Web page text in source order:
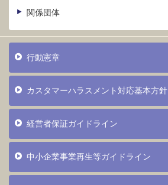
関係団体
行動憲章
カスタマーハラスメント対応基本方針
経営者保証ガイドライン
中小企業事業再生等ガイドライン